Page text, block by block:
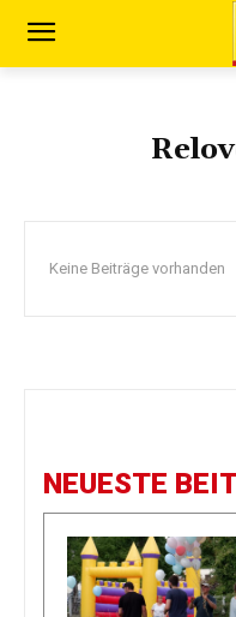
Keine Beiträge vorhanden
NEUESTE